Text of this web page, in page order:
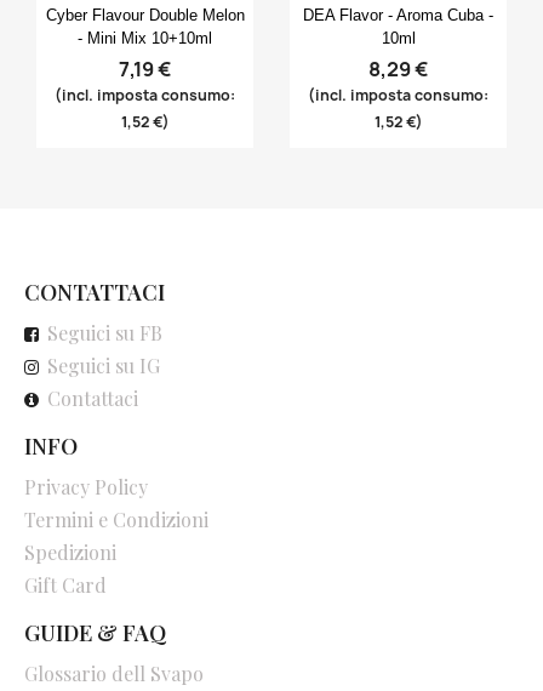
Anteprima
Cyber Flavour Double Melon
- Mini Mix 10+10ml
7,19 €
(incl. imposta consumo:
1,52 €)
Anteprima
DEA Flavor - Aroma Cuba -
10ml
8,29 €
(incl. imposta consumo:
1,52 €)
CONTATTACI
Seguici su FB
Seguici su IG
Contattaci
INFO
Privacy Policy
Termini e Condizioni
Spedizioni
Gift Card
GUIDE & FAQ
Glossario dell Svapo